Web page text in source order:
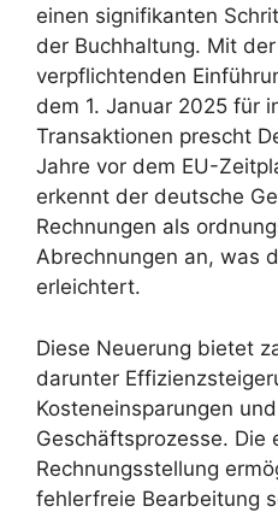
einen signifikanten
der Buchhaltung. Mit
verpflichtenden
dem 1. Januar 2025 für
Transaktionen prescht
Jahre vor dem EU-
erkennt der deutsche
Rechnungen als
Abrechnungen an, was
erleichtert.
Diese Neuerung bietet
darunter
Kosteneinsparungen
Geschäftsprozesse. Die
Rechnungsstellung
fehlerfreie Bearbeitung